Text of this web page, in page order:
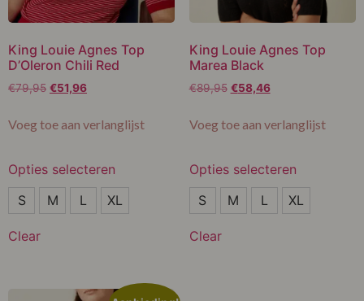
King Louie Agnes Top
D’Oleron Chili Red
€79,95 €51,96
Voeg toe aan verlanglijst
Opties selecteren
S
XL
S M L XL
Clear
King Louie Agnes Top
Marea Black
€89,95 €58,46
Voeg toe aan verlanglijst
Opties selecteren
S
M
S M L XL
Clear